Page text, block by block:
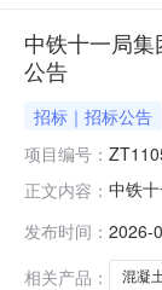
中铁十一局
公告
招标｜招标公告
项目编号：
正文内容： 中铁
泥垫
发布时间： 2026-
相关产品：
混凝